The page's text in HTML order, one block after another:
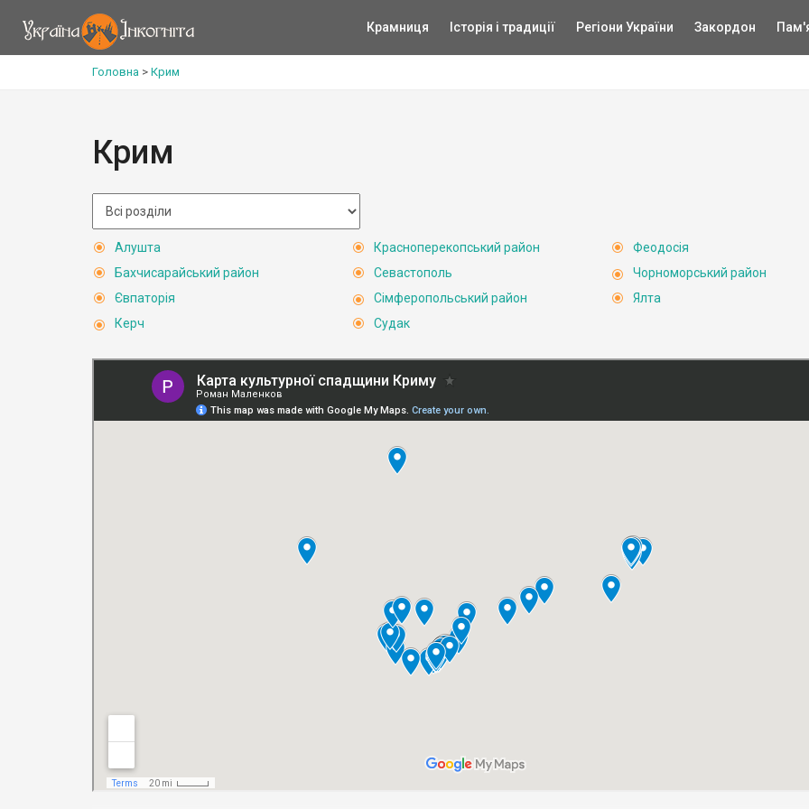
Крамниця Історія і традиції Регіони України Закордон
Головна > Крим
Крим
Алушта
Бахчисарайський район
Євпаторія
Керч
Красноперекопський район
Севастополь
Сімферопольський район
Судак
Феодосія
Чорноморський район
Ялта